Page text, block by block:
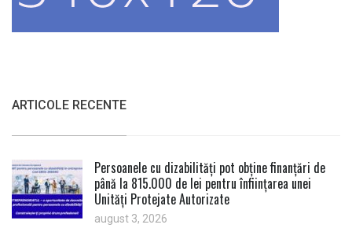
ARTICOLE RECENTE
Persoanele cu dizabilități pot obține finanțări de
până la 815.000 de lei pentru înființarea unei
Unități Protejate Autorizate
august 3, 2026